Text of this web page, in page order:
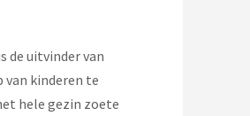
de uitvinder van
van kinderen te
hele gezin zoete